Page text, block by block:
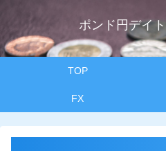
ポンド円デイ
TOP
FX